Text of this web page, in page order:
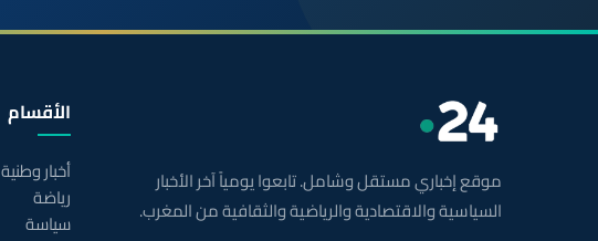
موقع إخباري مستقل وشامل. تابعوا يومياً آخر الأخبار
السياسية والاقتصادية والرياضية والثقافية من المغرب.
الأقسام
أخبار وطنية
رياضة
سياسة